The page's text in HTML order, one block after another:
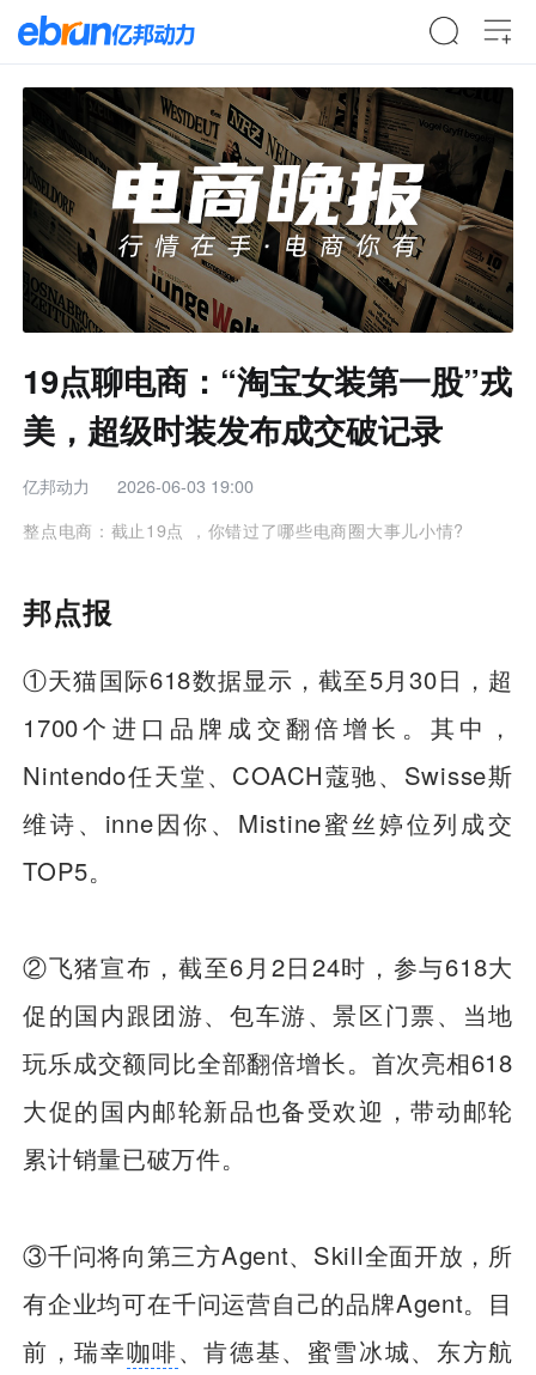
19点聊电商：“淘宝女装第一股”戎
美，超级时装发布成交破记录
亿邦动力
2026-06-03 19:00
整点电商：截止19点 ，你错过了哪些电商圈大事儿小情?
邦点报
①天猫国际618数据显示，截至5月30日，超
1700个进口品牌成交翻倍增长。其中，
Nintendo任天堂、COACH蔻驰、Swisse斯
维诗、inne因你、Mistine蜜丝婷位列成交
TOP5。
②飞猪宣布，截至6月2日24时，参与618大
促的国内跟团游、包车游、景区门票、当地
玩乐成交额同比全部翻倍增长。首次亮相618
大促的国内邮轮新品也备受欢迎，带动邮轮
累计销量已破万件。
③千问将向第三方Agent、Skill全面开放，所
有企业均可在千问运营自己的品牌Agent。目
前，瑞幸咖啡、肯德基、蜜雪冰城、东方航